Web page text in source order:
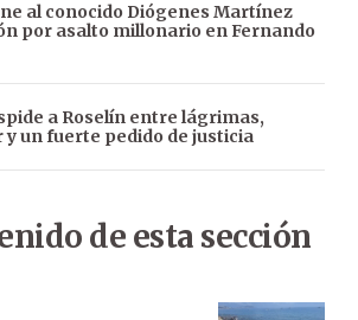
al conocido Diógenes Martínez
por asalto millonario en Fernando
a Roselín entre lágrimas,
y un fuerte pedido de justicia
de esta sección